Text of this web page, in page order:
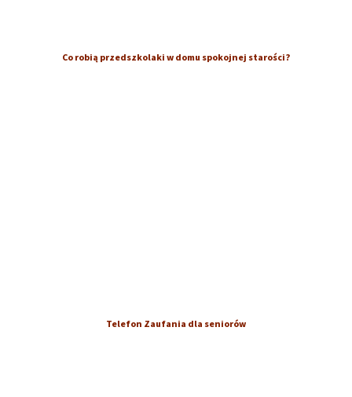
Co robią przedszkolaki w domu spokojnej starości?
Telefon Zaufania dla seniorów